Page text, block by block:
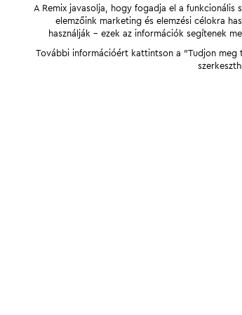
A Remix javasolja, hogy fogadja el a
elemzőink marketing és elemzési célokra
használják - ezek az információk segítenek
További információért kattintson a "Tudjon